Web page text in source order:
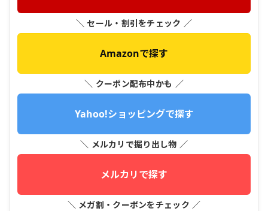
＼ セール・割引をチェック ／
Amazonで探す
＼ クーポン配布中かも ／
Yahoo!ショッピングで探す
＼ メルカリで掘り出し物 ／
メルカリで探す
＼ メガ割・クーポンをチェック ／